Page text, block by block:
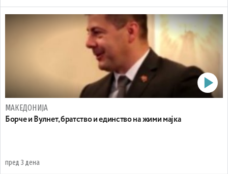
МАКЕДОНИЈА
Борче и Вулнет, братство и единство на жими мајка
пред 3 дена